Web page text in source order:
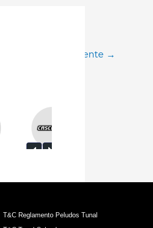
Logo Item siguiente →
T&C Reglamento Peludos Tunal